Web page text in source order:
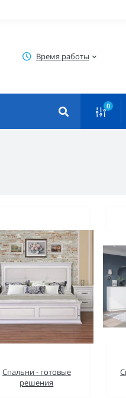
Время работы
0
Спальни - готовые
решения